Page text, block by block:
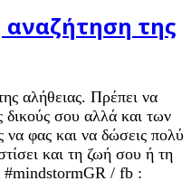
της
αλήθειας. Πρέπει να
δικούς σου αλλά και των
να φας και να δώσεις πολύ
και τη ζωή σου ή τη
#mindstormGR / fb :